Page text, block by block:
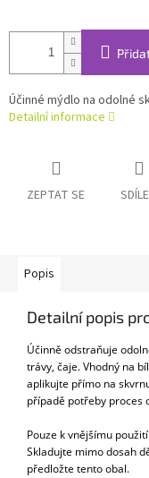
Účinné mýdlo na odolné
Detailní informace
ZEPTAT SE
Popis
Detailní popis
Účinně odstraňuje
trávy, čaje. Vhodný na
aplikujte přímo na
případě potřeby proces
Pouze k vnějšímu
Skladujte mimo dosah
předložte tento obal.